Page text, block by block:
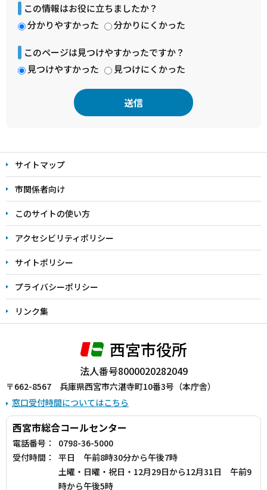
この情報はお役に立ちましたか？
分かりやすかった
分かりにくかった
このページは見つけやすかったですか？
見つけやすかった
見つけにくかった
文
こ
こ
ま
サイトマップ
市関係者向け
このサイトの使い方
アクセシビリティポリシー
サイトポリシー
プライバシーポリシー
リンク集
西宮市役所
法人番号8000020282049
〒662-8567 兵庫県西宮市六湛寺町10番3号（本庁舎）
窓口受付時間についてはこちら
西宮市総合コールセンター
電話番号：
0798-36-5000
受付時間：
平日 午前8時30分から午後7時
土曜・日曜・祝日・12月29日から12月31日 午前9
時から午後5時